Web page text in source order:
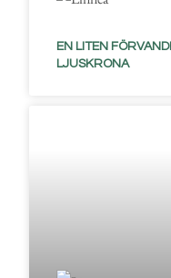
EN LITEN
LJUSKRONA